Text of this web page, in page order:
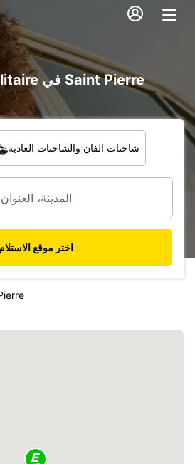
تأجير voiture و utilitaire في Saint Pierre
شاحنات الفان والشاحنات العادية
اختر موقع الاستلام